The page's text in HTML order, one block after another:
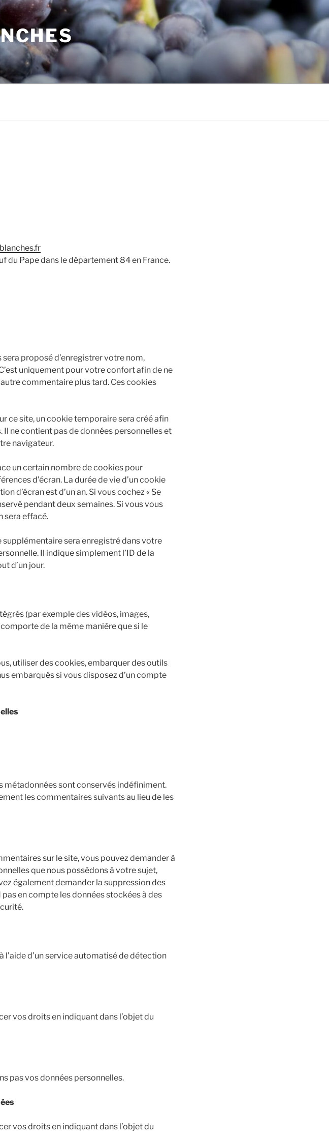
du Pape dans le département 84 en France.
proposé d’enregistrer votre nom,
uniquement pour votre confort afin de ne
commentaire plus tard. Ces cookies
ce site, un cookie temporaire sera créé afin
ne contient pas de données personnelles et
navigateur.
un certain nombre de cookies pour
d’écran. La durée de vie d’un cookie
d’écran est d’un an. Si vous cochez « Se
pendant deux semaines. Si vous vous
sera effacé.
sera enregistré dans votre
Il indique simplement l’ID de la
d’un jour.
(par exemple des vidéos, images,
de la même manière que si le
utiliser des cookies, embarquer des outils
embarqués si vous disposez d’un compte
métadonnées sont conservés indéfiniment.
les commentaires suivants au lieu de les
sur le site, vous pouvez demander à
que nous possédons à votre sujet,
également demander la suppression des
en compte les données stockées à des
d’un service automatisé de détection
vos droits en indiquant dans l’objet du
pas vos données personnelles.
vos droits en indiquant dans l’objet du